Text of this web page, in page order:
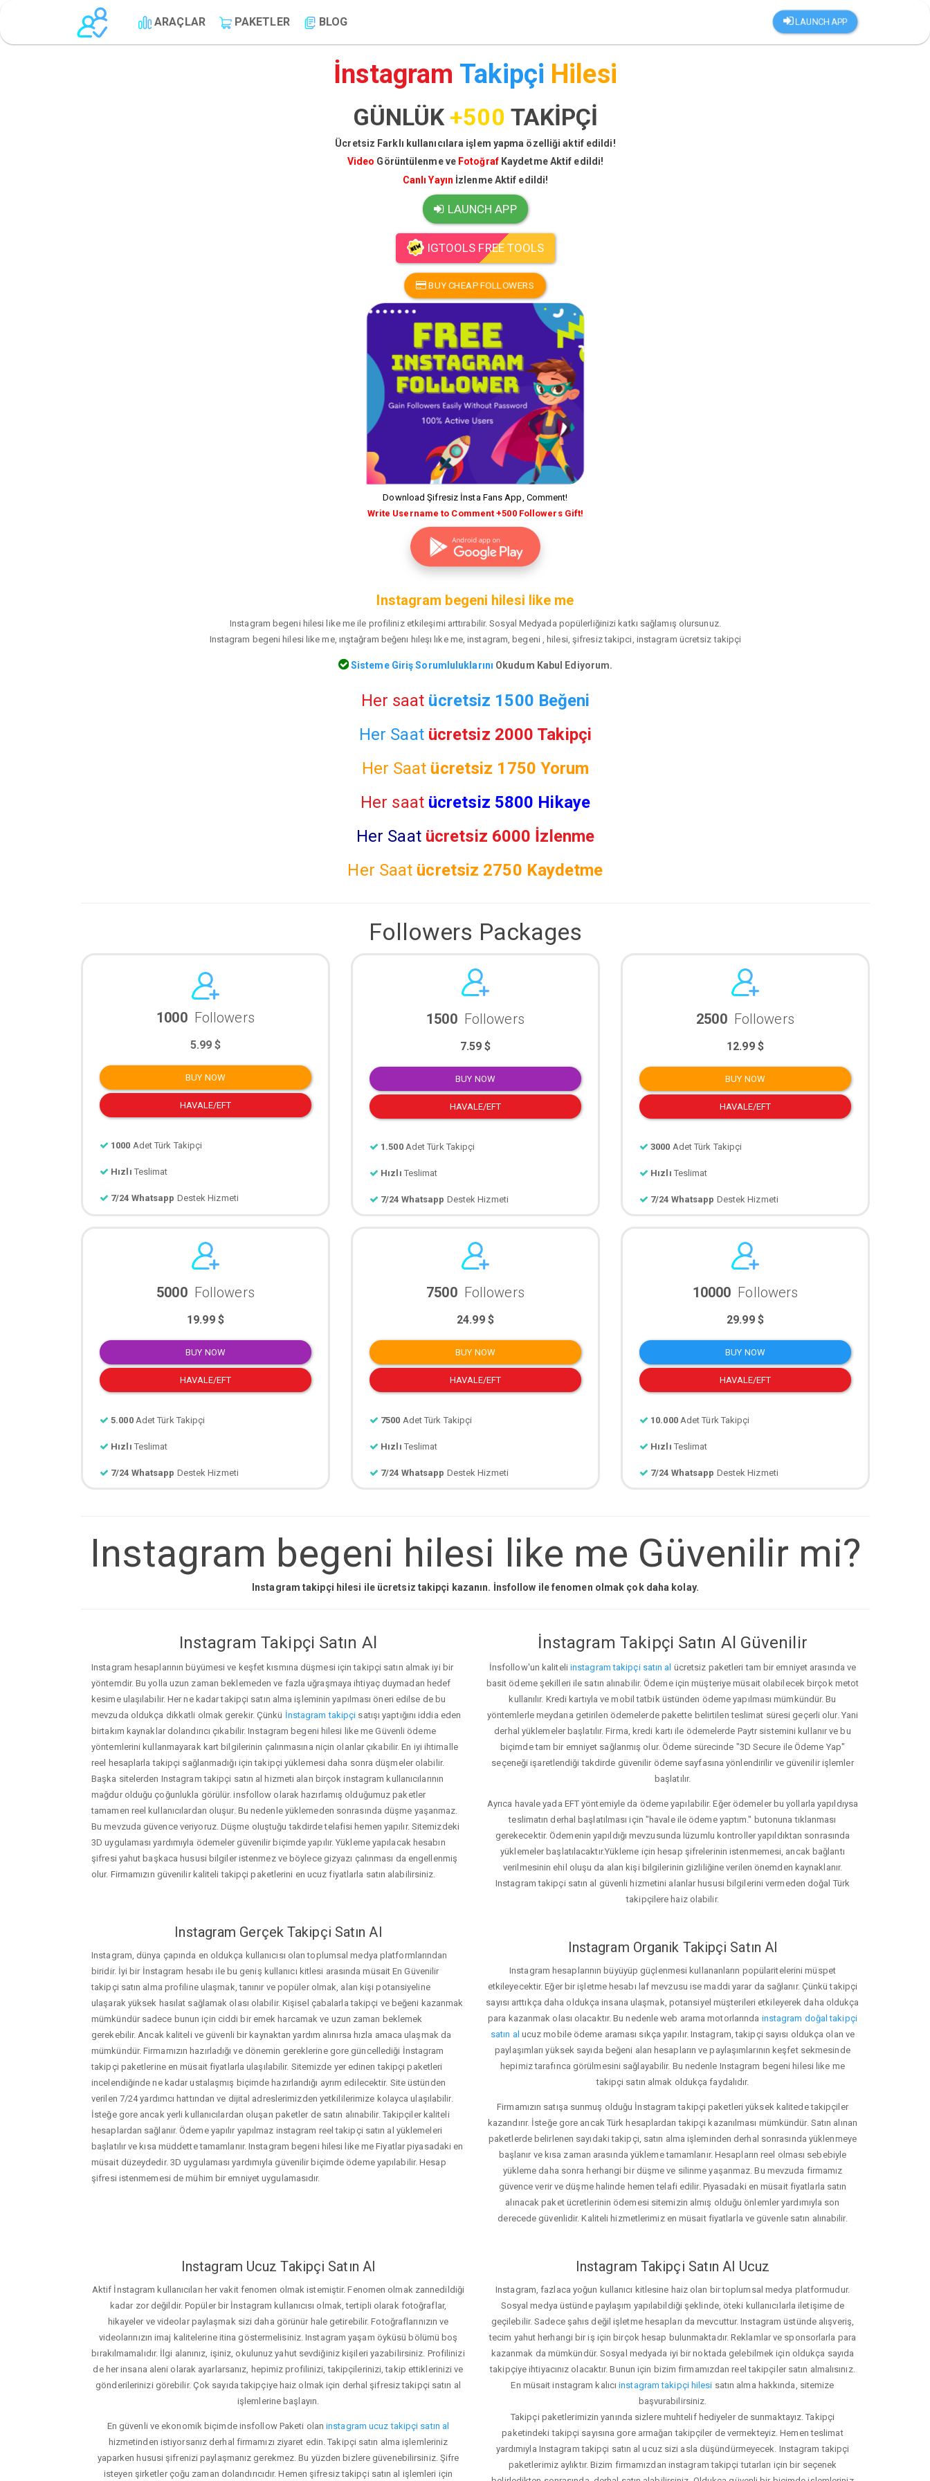
LAUNCH APP
ARAÇLAR PAKETLER BLOG
İnstagram Takipçi Hilesi
GÜNLÜK +500 TAKİPÇİ
Ücretsiz Farklı kullanıcılara işlem yapma özelliği aktif edildi!
Video Görüntülenme ve Fotoğraf Kaydetme Aktif edildi!
Canlı Yayın İzlenme Aktif edildi!
LAUNCH APP
IGTOOLS FREE TOOLS
BUY CHEAP FOLLOWERS
Download Şifresiz İnsta Fans App, Comment!
Write Username to Comment +500 Followers Gift!
Instagram begeni hilesi like me
Instagram begeni hilesi like me ile profiliniz etkileşimi arttırabilir. Sosyal Medyada popülerliğinizi katkı sağlamış olursunuz.
Instagram begeni hilesi like me, ınştağram beğenı hıleşı lıke me, instagram, begeni , hilesi, şifresiz takipci, instagram ücretsiz takipçi
Sisteme Giriş Sorumluluklarını Okudum Kabul Ediyorum.
Her saat ücretsiz 1500 Beğeni
Her Saat ücretsiz 2000 Takipçi
Her Saat ücretsiz 1750 Yorum
Her saat ücretsiz 5800 Hikaye
Her Saat ücretsiz 6000 İzlenme
Her Saat ücretsiz 2750 Kaydetme
Followers Packages
1000 Followers
5.99 $
BUY NOW
HAVALE/EFT
1000 Adet Türk Takipçi
Hızlı Teslimat
7/24 Whatsapp Destek Hizmeti
1500 Followers
7.59 $
BUY NOW
HAVALE/EFT
1.500 Adet Türk Takipçi
Hızlı Teslimat
7/24 Whatsapp Destek Hizmeti
2500 Followers
12.99 $
BUY NOW
HAVALE/EFT
3000 Adet Türk Takipçi
Hızlı Teslimat
7/24 Whatsapp Destek Hizmeti
5000 Followers
19.99 $
BUY NOW
HAVALE/EFT
5.000 Adet Türk Takipçi
Hızlı Teslimat
7/24 Whatsapp Destek Hizmeti
7500 Followers
24.99 $
BUY NOW
HAVALE/EFT
7500 Adet Türk Takipçi
Hızlı Teslimat
7/24 Whatsapp Destek Hizmeti
10000 Followers
29.99 $
BUY NOW
HAVALE/EFT
10.000 Adet Türk Takipçi
Hızlı Teslimat
7/24 Whatsapp Destek Hizmeti
Instagram begeni hilesi like me Güvenilir mi?
Instagram takipçi hilesi ile ücretsiz takipçi kazanın. İnsfollow ile fenomen olmak çok daha kolay.
Instagram Takipçi Satın Al
Instagram hesaplarının büyümesi ve keşfet kısmına düşmesi için takipçi satın almak iyi bir
yöntemdir. Bu yolla uzun zaman beklemeden ve fazla uğraşmaya ihtiyaç duymadan hedef
kesime ulaşılabilir. Her ne kadar takipçi satın alma işleminin yapılması öneri edilse de bu
mevzuda oldukça dikkatli olmak gerekir. Çünkü İnstagram takipçi satışı yaptığını iddia eden
birtakım kaynaklar dolandırıcı çıkabilir. Instagram begeni hilesi like me Güvenli ödeme
yöntemlerini kullanmayarak kart bilgilerinin çalınmasına niçin olanlar çıkabilir. En iyi ihtimalle
reel hesaplarla takipçi sağlanmadığı için takipçi yüklemesi daha sonra düşmeler olabilir.
Başka sitelerden Instagram takipçi satın al hizmeti alan birçok instagram kullanıcılarının
mağdur olduğu çoğunlukla görülür. insfollow olarak hazırlamış olduğumuz paketler
tamamen reel kullanıcılardan oluşur. Bu nedenle yüklemeden sonrasında düşme yaşanmaz.
Bu mevzuda güvence veriyoruz. Düşme oluştuğu takdirde telafisi hemen yapılır. Sitemizdeki
3D uygulaması yardımıyla ödemeler güvenilir biçimde yapılır. Yükleme yapılacak hesabın
şifresi yahut başkaca hususi bilgiler istenmez ve böylece gizyazı çalınması da engellenmiş
olur. Firmamızın güvenilir kaliteli takipçi paketlerini en ucuz fiyatlarla satın alabilirsiniz.
İnstagram Takipçi Satın Al Güvenilir
İnsfollow'un kaliteli instagram takipçi satın al ücretsiz paketleri tam bir emniyet arasında ve
basit ödeme şekilleri ile satın alınabilir. Ödeme için müşteriye müsait olabilecek birçok metot
kullanılır. Kredi kartıyla ve mobil tatbik üstünden ödeme yapılması mümkündür. Bu
yöntemlerle meydana getirilen ödemelerde pakette belirtilen teslimat süresi geçerli olur. Yani
derhal yüklemeler başlatılır. Firma, kredi kartı ile ödemelerde Paytr sistemini kullanır ve bu
biçimde tam bir emniyet sağlanmış olur. Ödeme sürecinde "3D Secure ile Ödeme Yap"
seçeneği işaretlendiği takdirde güvenilir ödeme sayfasına yönlendirilir ve güvenilir işlemler
başlatılır.
Ayrıca havale yada EFT yöntemiyle da ödeme yapılabilir. Eğer ödemeler bu yollarla yapıldıysa
teslimatın derhal başlatılması için "havale ile ödeme yaptım." butonuna tıklanması
gerekecektir. Ödemenin yapıldığı mevzusunda lüzumlu kontroller yapıldıktan sonrasında
yüklemeler başlatılacaktır.Yükleme için hesap şifrelerinin istenmemesi, ancak bağlantı
verilmesinin ehil oluşu da alan kişi bilgilerinin gizliliğine verilen önemden kaynaklanır.
Instagram takipçi satın al güvenli hizmetini alanlar hususi bilgilerini vermeden doğal Türk
takipçilere haiz olabilir.
Instagram Gerçek Takipçi Satın Al
Instagram, dünya çapında en oldukça kullanıcısı olan toplumsal medya platformlarından
biridir. İyi bir İnstagram hesabı ile bu geniş kullanıcı kitlesi arasında müsait En Güvenilir
takipçi satın alma profiline ulaşmak, tanınır ve popüler olmak, alan kişi potansiyeline
ulaşarak yüksek hasılat sağlamak olası olabilir. Kişisel çabalarla takipçi ve beğeni kazanmak
mümkündür sadece bunun için ciddi bir emek harcamak ve uzun zaman beklemek
gerekebilir. Ancak kaliteli ve güvenli bir kaynaktan yardım alınırsa hızla amaca ulaşmak da
mümkündür. Firmamızın hazırladığı ve dönemin gereklerine gore güncellediği İnstagram
takipçi paketlerine en müsait fiyatlarla ulaşılabilir. Sitemizde yer edinen takipçi paketleri
incelendiğinde ne kadar ustalaşmış biçimde hazırlandığı ayrım edilecektir. Site üstünden
verilen 7/24 yardımcı hattından ve dijital adreslerimizden yetkililerimize kolayca ulaşılabilir.
İsteğe gore ancak yerli kullanıcılardan oluşan paketler de satın alınabilir. Takipçiler kaliteli
hesaplardan sağlanır. Ödeme yapılır yapılmaz instagram reel takipçi satın al yüklemeleri
başlatılır ve kısa müddette tamamlanır. Instagram begeni hilesi like me Fiyatlar piyasadaki en
müsait düzeydedir. 3D uygulaması yardımıyla güvenilir biçimde ödeme yapılabilir. Hesap
şifresi istenmemesi de mühim bir emniyet uygulamasıdır.
Instagram Organik Takipçi Satın Al
Instagram hesaplarının büyüyüp güçlenmesi kullananların popülaritelerini müspet
etkileyecektir. Eğer bir işletme hesabı laf mevzusu ise maddi yarar da sağlanır. Çünkü takipçi
sayısı arttıkça daha oldukça insana ulaşmak, potansiyel müşterileri etkileyerek daha oldukça
para kazanmak olası olacaktır. Bu nedenle web arama motorlarında instagram doğal takipçi
satın al ucuz mobile ödeme araması sıkça yapılır. Instagram, takipçi sayısı oldukça olan ve
paylaşımları yüksek sayıda beğeni alan hesapların ve paylaşımlarının keşfet sekmesinde
hepimiz tarafınca görülmesini sağlayabilir. Bu nedenle Instagram begeni hilesi like me
takipçi satın almak oldukça faydalıdır.
Firmamızın satışa sunmuş olduğu İnstagram takipçi paketleri yüksek kalitede takipçiler
kazandırır. İsteğe gore ancak Türk hesaplardan takipçi kazanılması mümkündür. Satın alınan
paketlerde belirlenen sayıdaki takipçi, satın alma işleminden derhal sonrasında yüklenmeye
başlanır ve kısa zaman arasında yükleme tamamlanır. Hesapların reel olması sebebiyle
yükleme daha sonra herhangi bir düşme ve silinme yaşanmaz. Bu mevzuda firmamız
güvence verir ve düşme halinde hemen telafi edilir. Piyasadaki en müsait fiyatlarla satın
alınacak paket ücretlerinin ödemesi sitemizin almış olduğu önlemler yardımıyla son
derecede güvenlidir. Kaliteli hizmetlerimiz en müsait fiyatlarla ve güvenle satın alınabilir.
Instagram Ucuz Takipçi Satın Al
Aktif İnstagram kullanıcıları her vakit fenomen olmak istemiştir. Fenomen olmak zannedildiği
kadar zor değildir. Popüler bir İnstagram kullanıcısı olmak, tertipli olarak fotoğraflar,
hikayeler ve videolar paylaşmak sizi daha görünür hale getirebilir. Fotoğraflarınızın ve
videolarınızın imaj kalitelerine itina göstermelisiniz. Instagram yaşam öyküsü bölümü boş
bırakılmamalıdır. İlgi alanınız, işiniz, okulunuz yahut sevdiğiniz kişileri yazabilirsiniz. Profilinizi
de her insana aleni olarak ayarlarsanız, hepimiz profilinizi, takipçilerinizi, takip ettiklerinizi ve
gönderilerinizi görebilir. Çok sayıda takipçiye haiz olmak için derhal şifresiz takipçi satın al
işlemlerine başlayın.
En güvenli ve ekonomik biçimde insfollow Paketi olaninstagram ucuz takipçi satın al
hizmetinden istiyorsanız derhal firmamızı ziyaret edin. Takipçi satın alma işlemleriniz
yaparken hususi şifrenizi paylaşmanız gerekmez. Bu yüzden bizlere güvenebilirsiniz. Şifre
isteyen şirketler çoğu zaman dolandırıcıdır. Hemen şifresiz takipçi satın al işlemleri için
Instagram Takipçi Satın Al Ucuz
Instagram, fazlaca yoğun kullanıcı kitlesine haiz olan bir toplumsal medya platformudur.
Sosyal medya üstünde paylaşım yapılabildiği şeklinde, öteki kullanıcılarla iletişime de
geçilebilir. Sadece şahıs değil işletme hesapları da mevcuttur. Instagram üstünde alışveriş,
tecim yahut herhangi bir iş için birçok hesap bulunmaktadır. Reklamlar ve sponsorlarla para
kazanmak da mümkündür. Sosyal medyada iyi bir noktada gelebilmek için oldukça sayıda
takipçiye ihtiyacınız olacaktır. Bunun için bizim firmamızdan reel takipçiler satın almalısınız.
En müsait instagram kalıcıinstagram takipçi hilesi satın alma hakkında, sitemize
başvurabilirsiniz.
Takipçi paketlerimizin yanında sizlere muhtelif hediyeler de sunmaktayız. Takipçi
paketindeki takipçi sayısına gore armağan takipçiler de vermekteyiz. Hemen teslimat
yardımıyla Instagram takipçi satın al ucuz sizi asla düşündürmeyecek. Instagram takipçi
paketlerimiz aylıktır. Bizim firmamızdan instagram takipçi tutarları için bir seçenek